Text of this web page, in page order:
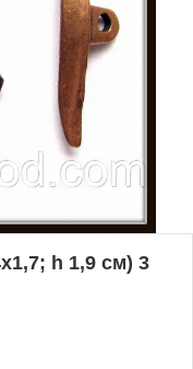
h 1,9 см) 3